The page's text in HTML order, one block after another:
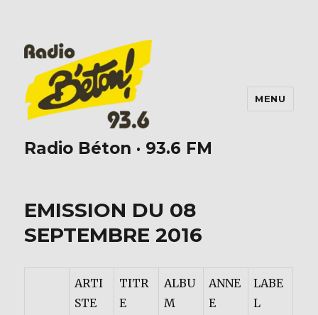
Radio Béton · 93.6 FM
MENU
EMISSION DU 08
SEPTEMBRE 2016
ARTI
STE
TITR
E
ALBU
M
ANNE
E
LABE
L